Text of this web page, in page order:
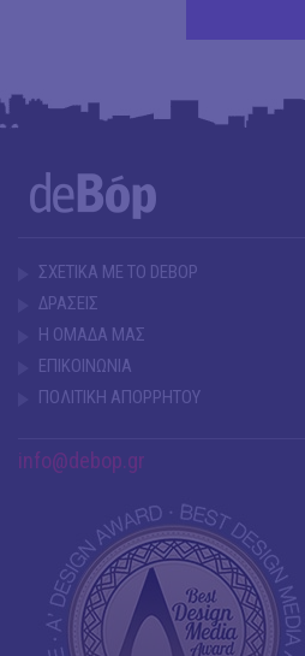
ΣΧΕΤΙΚΑ ΜΕ ΤΟ DEBOP
ΔΡΑΣΕΙΣ
Η ΟΜΑΔΑ ΜΑΣ
ΕΠΙΚΟΙΝΩΝΙΑ
ΠΟΛΙΤΙΚΗ ΑΠΟΡΡΗΤΟΥ
info@debop.gr